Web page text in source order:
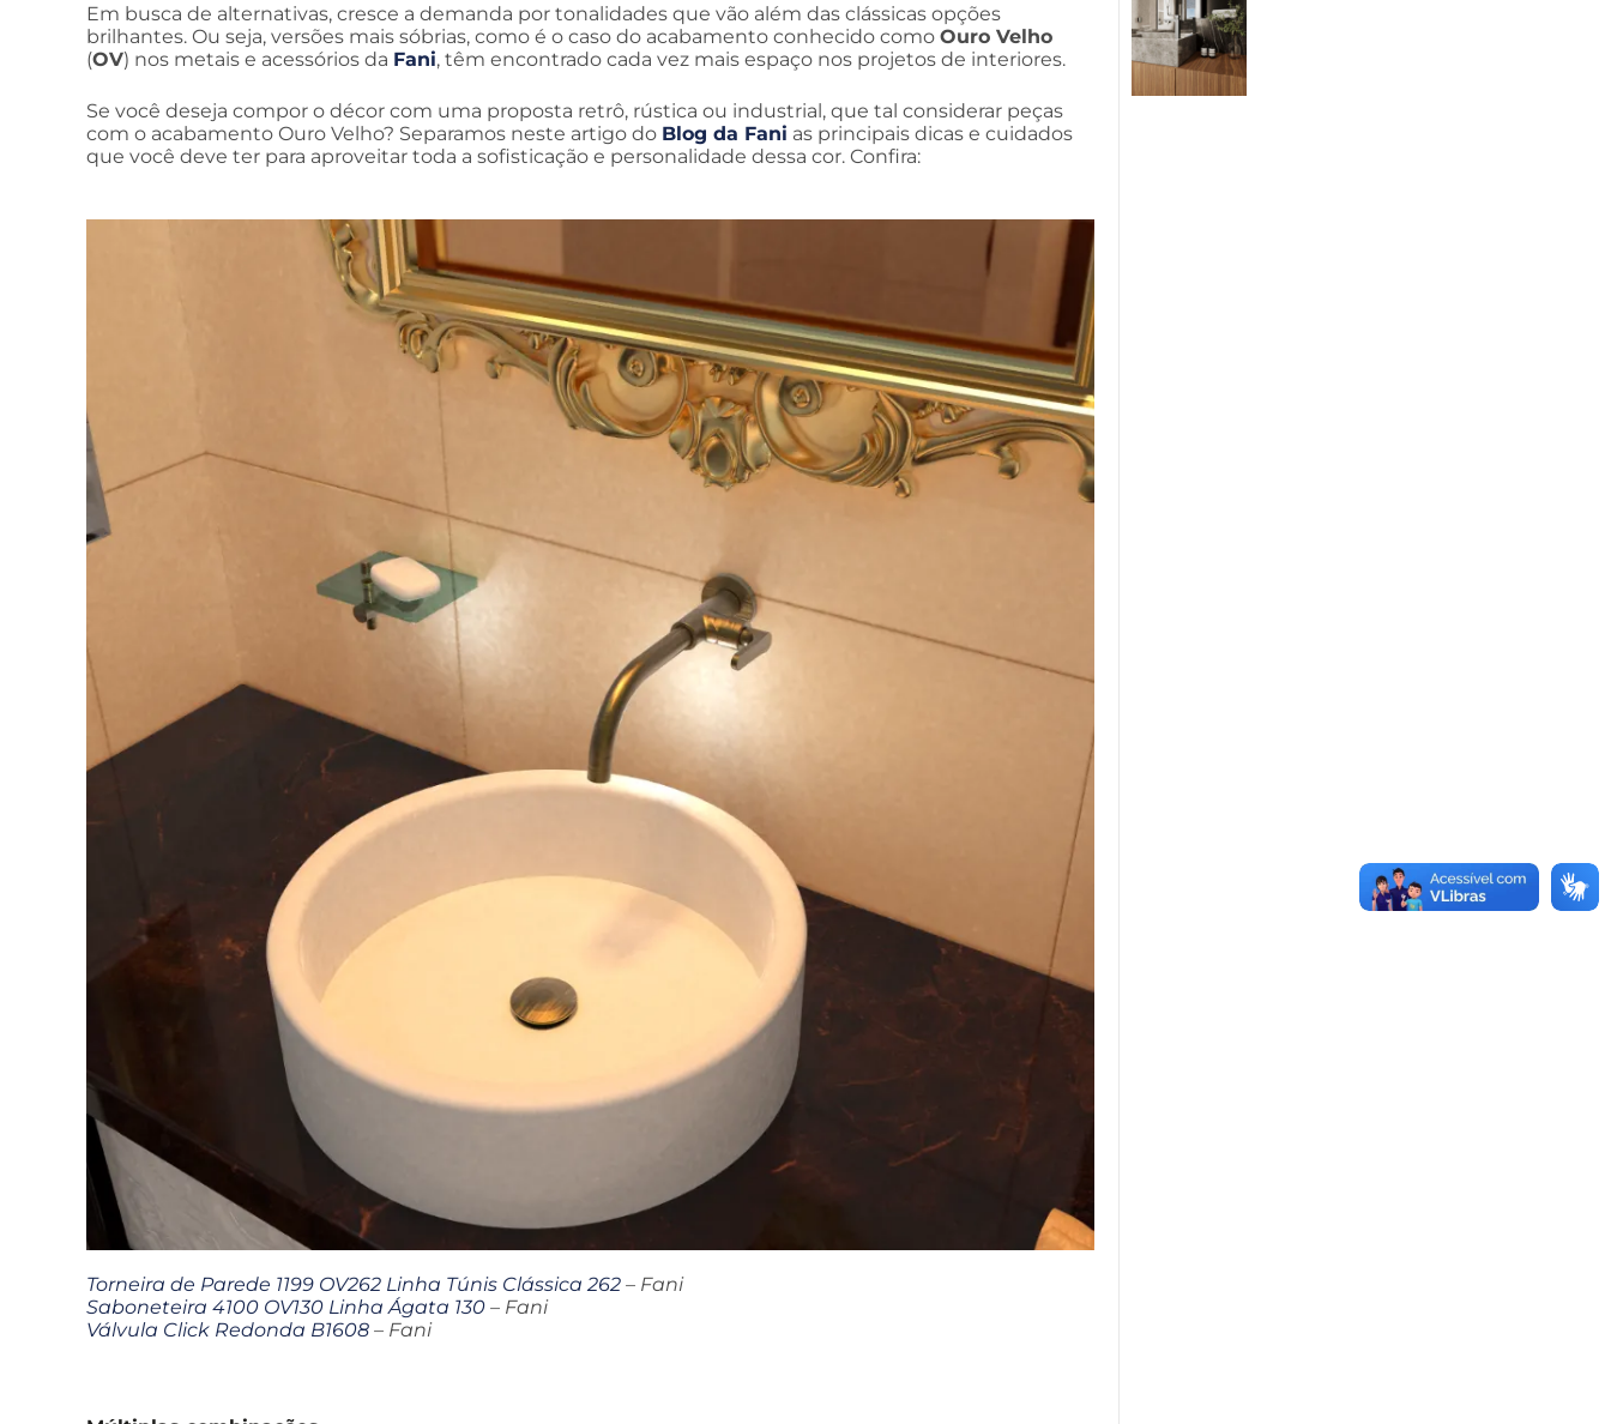
Em busca de alternativas, cresce a demanda por tonalidades que vão além das clássicas opções
brilhantes. Ou seja, versões mais sóbrias, como é o caso do acabamento conhecido como Ouro Velho
(OV) nos metais e acessórios da Fani, têm encontrado cada vez mais espaço nos projetos de interiores.
Se você deseja compor o décor com uma proposta retrô, rústica ou industrial, que tal considerar peças
com o acabamento Ouro Velho? Separamos neste artigo do Blog da Fani as principais dicas e cuidados
que você deve ter para aproveitar toda a sofisticação e personalidade dessa cor. Confira:
Torneira de Parede 1199 OV262 Linha Túnis Clássica 262 – Fani
Saboneteira 4100 OV130 Linha Ágata 130 – Fani
Válvula Click Redonda B1608 – Fani